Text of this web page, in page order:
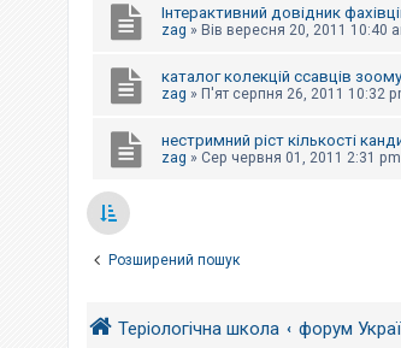
Інтерактивний довідник
zag » Вів вересня 20, 2011 10:40
каталог колекцій ссавців
zag » П'ят серпня 26, 2011 10:32
нестримний ріст кількості
zag » Сер червня 01, 2011 2:31 pm
Розширений пошук
Теріологічна школа форум